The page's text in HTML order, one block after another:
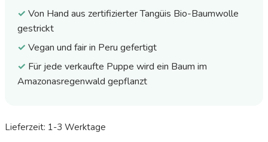
✓ Von Hand aus zertifizierter Tangüis Bio-Baumwolle
gestrickt
✓ Vegan und fair in Peru gefertigt
✓ Für jede verkaufte Puppe wird ein Baum im
Amazonasregenwald gepflanzt
Lieferzeit: 1-3 Werktage